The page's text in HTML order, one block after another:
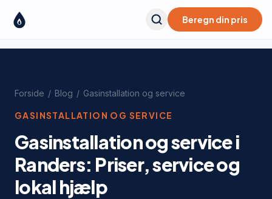
Beregn din pris
Forside / Blog / Gasinstallation og service
GASINSTALLATION OG SERVICE
Gasinstallation og service i
Randers: Priser, service og
lokal hjælp